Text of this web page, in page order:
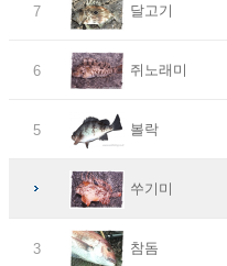
7 달고기
6 쥐노래미
5 볼락
쑤기미
3 참돔